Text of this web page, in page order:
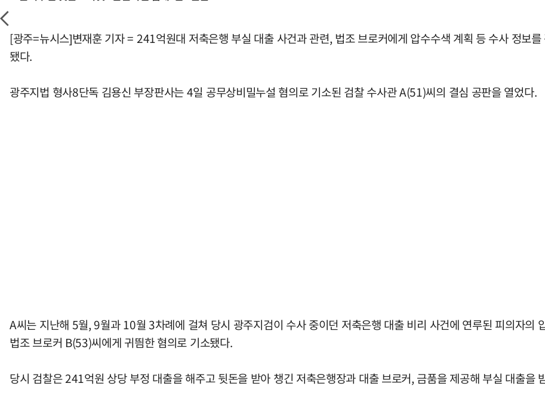
[광주=뉴시스]변재훈 기자 = 241억원대 저축은행 부실 대출 사건과 관련, 법조 브로커에게 압수수색 계획 등 수사 정보
됐다.
광주지법 형사8단독 김용신 부장판사는 4일 공무상비밀누설 혐의로 기소된 검찰 수사관 A(51)씨의 결심 공판을 열었다.
A씨는 지난해 5월, 9월과 10월 3차례에 걸쳐 당시 광주지검이 수사 중이던 저축은행 대출 비리 사건에 연루된 피의자의
법조 브로커 B(53)씨에게 귀띔한 혐의로 기소됐다.
당시 검찰은 241억원 상당 부정 대출을 해주고 뒷돈을 받아 챙긴 저축은행장과 대출 브로커, 금품을 제공해 부실 대출을